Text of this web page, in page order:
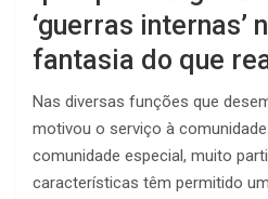
‘guerras internas’
fantasia do que
Nas diversas funções que
motivou o serviço à
comunidade especial, muito
características têm permitido